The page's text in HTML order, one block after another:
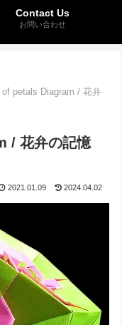
Contact Us
お問い合わせ
of petals Diagram / 花弁
/ 花弁の記憶
2021.01.09 2024.04.02